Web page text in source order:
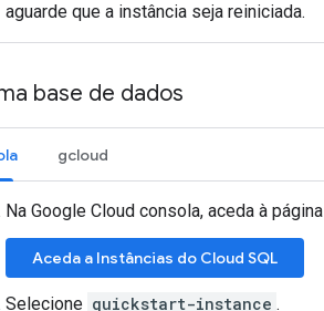
aguarde que a instância seja reiniciada.
base de dados
gcloud
Na Google Cloud consola, aceda à página
Aceda a Instâncias do Cloud SQL
Selecione quickstart-instance .